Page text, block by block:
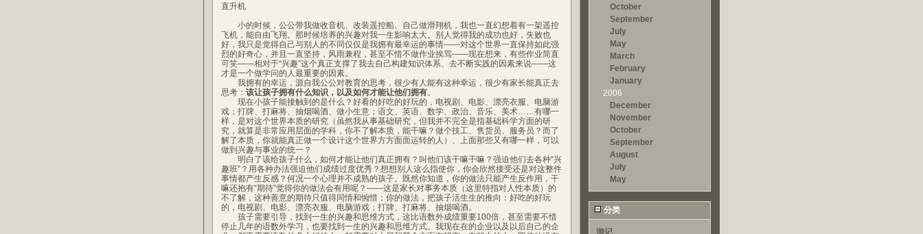
直升机
小的时候，公公带我做收音机、改装遥控船、自己做滑翔机，我也一直幻想着有一架遥控
飞机，能自由飞翔。那时候培养的兴趣对我一生影响太大。别人觉得我的成功也好，失败也
好，我只是觉得自己与别人的不同仅仅是我拥有最幸运的事情——对这个世界一直保持如此强
烈的好奇心，并且一直坚持，风雨兼程，甚至不惜不做作业挨骂——现在想来，有些作业简直
可笑——相对于“兴趣”这个真正支撑了我去自己构建知识体系、去不断实践的因素来说——这
才是一个做学问的人最重要的因素。
我拥有的幸运，源自我公公对教育的思考，很少有人能有这种幸运，很少有家长能真正去
思考： 该让孩子拥有什么知识，以及如何才能让他们拥有。
现在小孩子能接触到的是什么？好看的好吃的好玩的，电视剧、电影、漂亮衣服、电脑游
戏；打牌、打麻将、抽烟喝酒、做小生意；语文、英语、数学、政治、音乐、美术……有哪一
样，是对这个世界本质的研究（虽然我从事基础研究，但我并不完全是指基础科学方面的研
究，就算是非常应用层面的学科，你不了解本质，能干嘛？做个技工、售货员、服务员？而了
解了本质，你就能真正做一个设计这个世界方方面面运转的人）、上面那些又有哪一样，可以
做到兴趣与事业的统一？
明白了该给孩子什么，如何才能让他们真正拥有？叫他们该干嘛干嘛？强迫他们去各种“兴
趣班”？用各种办法强迫他们成绩过度优秀？想想别人这么指使你，你会欣然接受还是对这整件
事情都产生反感？何况一个心理并不成熟的孩子。既然你知道，你的做法只能产生反作用，干
嘛还抱有“期待”觉得你的做法会有用呢？——这是家长对事务本质（这里特指对人性本质）的
不了解，这种善意的期待只值得同情和惋惜；你的做法，把孩子活生生的推向：好吃的好玩
的，电视剧、电影、漂亮衣服、电脑游戏；打牌、打麻将、抽烟喝酒。
孩子需要引导，找到一生的兴趣和思维方式，这比语数外成绩重要100倍，甚至需要不惜
停止几年的语数外学习，也要找到一生的兴趣和思维方式。我现在在的企业以及以后自己的企
October
September
July
May
March
February
January
2006
December
November
October
September
August
July
May
分类
游记